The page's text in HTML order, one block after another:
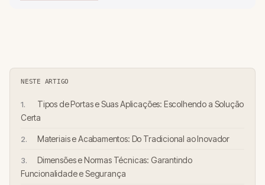
NESTE ARTIGO
Tipos de Portas e Suas Aplicações: Escolhendo a Solução
Certa
Materiais e Acabamentos: Do Tradicional ao Inovador
Dimensões e Normas Técnicas: Garantindo
Funcionalidade e Segurança